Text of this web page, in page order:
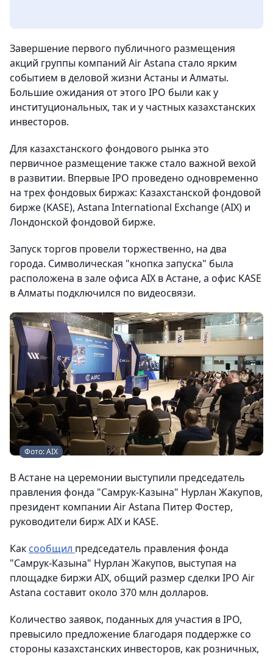
Завершение первого публичного размещения
акций группы компаний Air Astana стало ярким
событием в деловой жизни Астаны и Алматы.
Большие ожидания от этого IPO были как у
институциональных, так и у частных казахстанских
инвесторов.
Для казахстанского фондового рынка это
первичное размещение также стало важной вехой
в развитии. Впервые IPO проведено одновременно
на трех фондовых биржах: Казахстанской фондовой
бирже (KASE), Astana International Exchange (AIX) и
Лондонской фондовой бирже.
Запуск торгов провели торжественно, на два
города. Символическая "кнопка запуска" была
расположена в зале офиса AIX в Астане, а офис KASE
в Алматы подключился по видеосвязи.
Фото: AIX
В Астане на церемонии выступили председатель
правления фонда "Самрук-Казына" Нурлан Жакупов,
президент компании Air Astana Питер Фостер,
руководители бирж AIX и KASE.
Как сообщил председатель правления фонда
"Самрук-Казына" Нурлан Жакупов, выступая на
площадке биржи AIX, общий размер сделки IPO Air
Astana составит около 370 млн долларов.
Количество заявок, поданных для участия в IPO,
превысило предложение благодаря поддержке со
стороны казахстанских инвесторов, как розничных,